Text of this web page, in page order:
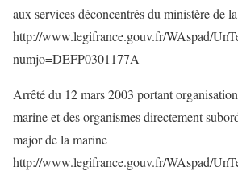
aux services déconcentrés du ministère de
http://www.legifrance.gouv.fr/WAspad/
numjo=DEFP0301177A
Arrêté du 12 mars 2003 portant
marine et des organismes directement
major de la marine
http://www.legifrance.gouv.fr/WAspad/